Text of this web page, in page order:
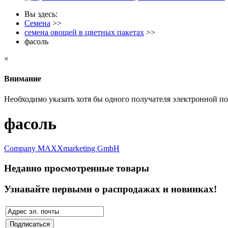
Вы здесь:
Семена >>
семена овощей в цветных пакетах >>
фасоль
×
Внимание
Необходимо указать хотя бы одного получателя электронной
фасоль
Company MAXXmarketing GmbH
Недавно просмотренные товары
Узнавайте первыми о распродажах и новинках!